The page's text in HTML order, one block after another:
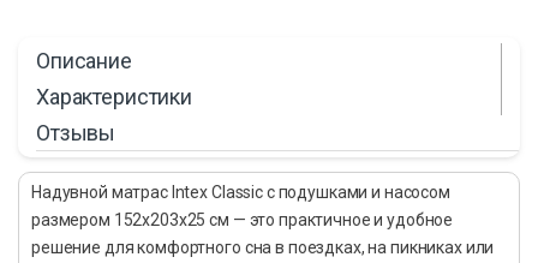
Описание
Характеристики
Отзывы
Надувной матрас Intex Classic с подушками и насосом
размером 152х203х25 см — это практичное и удобное
решение для комфортного сна в поездках, на пикниках или